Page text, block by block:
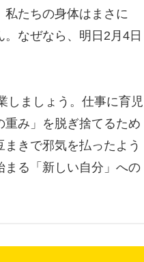
私たちの身体はまさに
なぜなら、明日2月4日
しましょう。仕事に育児
み」を脱ぎ捨てるため
きで邪気を払ったよう
まる「新しい自分」への